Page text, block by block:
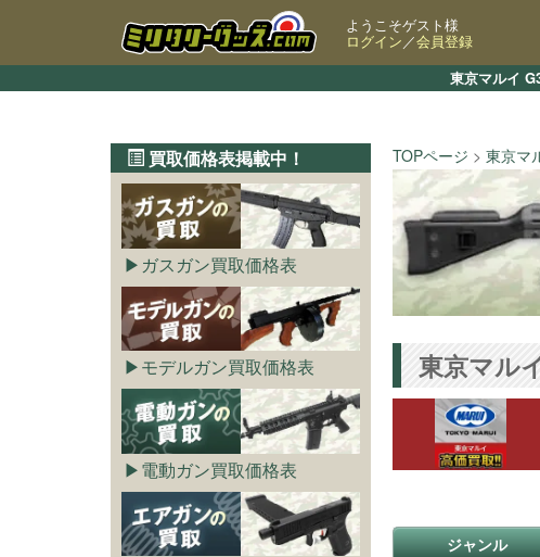
東京マルイ
ようこそゲスト様
ログイン／会員登録
TOPページ 東京マ
東京マル
ジャンル
買取価格表掲載中！
ガスガン買取価格表
モデルガン買取価格表
電動ガン買取価格表